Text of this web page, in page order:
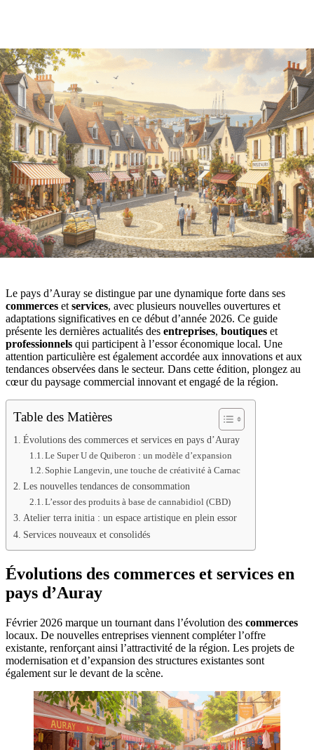
Le pays d’Auray se distingue par une dynamique forte dans ses
commerces et services, avec plusieurs nouvelles ouvertures et
adaptations significatives en ce début d’année 2026. Ce guide
présente les dernières actualités des entreprises, boutiques et
professionnels qui participent à l’essor économique local. Une
attention particulière est également accordée aux innovations et aux
tendances observées dans le secteur. Dans cette édition, plongez au
cœur du paysage commercial innovant et engagé de la région.
Table des Matières
Évolutions des commerces et services en pays d’Auray
Le Super U de Quiberon : un modèle d’expansion
Sophie Langevin, une touche de créativité à Carnac
Les nouvelles tendances de consommation
L’essor des produits à base de cannabidiol (CBD)
Atelier terra initia : un espace artistique en plein essor
Services nouveaux et consolidés
Évolutions des commerces et services en
pays d’Auray
Février 2026 marque un tournant dans l’évolution des commerces
locaux. De nouvelles entreprises viennent compléter l’offre
existante, renforçant ainsi l’attractivité de la région. Les projets de
modernisation et d’expansion des structures existantes sont
également sur le devant de la scène.